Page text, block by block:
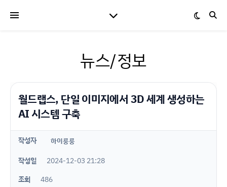
뉴스/정보
월드랩스, 단일 이미지에서 3D 세계 생성하는
AI 시스템 구축
작성자 하이룽룽
작성일
2024-12-03 21:28
조회
486